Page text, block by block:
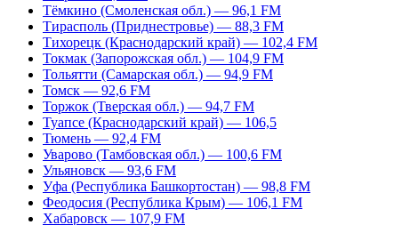
Тёмкино (Смоленская обл.) — 96,1 FM
Тирасполь (Приднестровье) — 88,3 FM
Тихорецк (Краснодарский край) — 102,4 FM
Токмак (Запорожская обл.) — 104,9 FM
Тольятти (Самарская обл.) — 94,9 FM
Томск — 92,6 FM
Торжок (Тверская обл.) — 94,7 FM
Туапсе (Краснодарский край) — 106,5
Тюмень — 92,4 FM
Уварово (Тамбовская обл.) — 100,6 FM
Ульяновск — 93,6 FM
Уфа (Республика Башкортостан) — 98,8 FM
Феодосия (Республика Крым) — 106,1 FM
Хабаровск — 107,9 FM